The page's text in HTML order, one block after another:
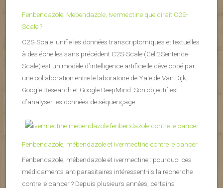
Fenbendazole, Mebendazole, Ivermectine que dirait C2S-
Scale ?
C2S-Scale unifie les données transcriptomiques et textuelles
à des échelles sans précédent C2S-Scale (Cell2Sentence-
Scale) est un modèle d’intelligence artificielle développé par
une collaboration entre le laboratoire de Yale de Van Dijk,
Google Research et Google DeepMind. Son objectif est
d’analyser les données de séquençage...
Fenbendazole, mébendazole et ivermectine contre le cancer
Fenbendazole, mébendazole et ivermectine : pourquoi ces
médicaments antiparasitaires intéressent-ils la recherche
contre le cancer ? Depuis plusieurs années, certains